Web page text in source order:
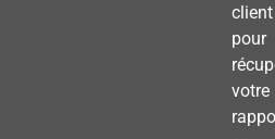
client
pour
votre